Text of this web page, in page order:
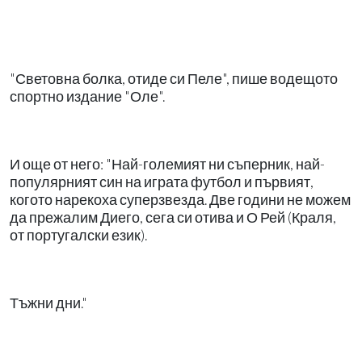
"Световна болка, отиде си Пеле", пише водещото
спортно издание "Оле".
И още от него: "Най-големият ни съперник, най-
популярният син на играта футбол и първият,
когото нарекоха суперзвезда. Две години не можем
да прежалим Диего, сега си отива и О Рей (Краля,
от португалски език).
Тъжни дни."